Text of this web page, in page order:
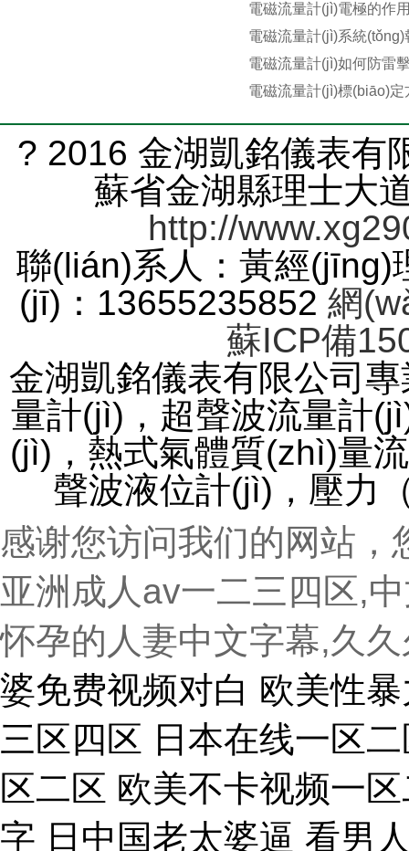
電磁流量計(jì)電極的作
電磁流量計(jì)系統
電磁流量計(jì)如何防雷
電磁流量計(jì)標(biāo)定
? 2016 金湖凱銘儀表有
蘇省金湖縣理士大
http://
聯(lián)系人：黃經(jīng)
(jī)：13655235852 網
蘇ICP備
金湖凱銘儀表有限公司
量計(jì)，超聲波流量計
(jì)，熱式氣體質(zhì)
聲波液位計(jì)，壓
感谢您访问我们的网站，
亚洲成人av一二三四区,
怀孕的人妻中文字幕,久